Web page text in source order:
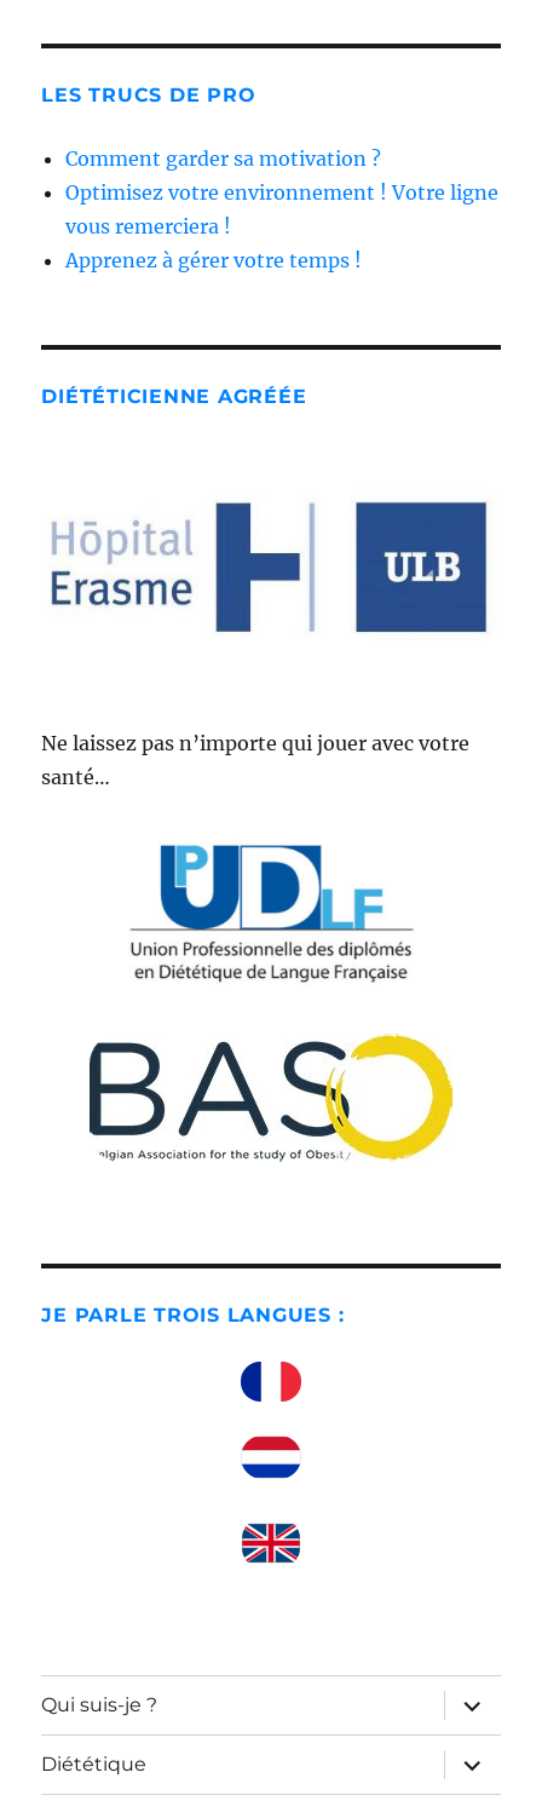
LES TRUCS DE PRO
Comment garder sa motivation ?
Optimisez votre environnement ! Votre ligne
vous remerciera !
Apprenez à gérer votre temps !
DIÉTÉTICIENNE AGRÉÉE
Ne laissez pas n’importe qui jouer avec votre
santé…
JE PARLE TROIS LANGUES :
Qui suis-je ?
ouvrir
le
sous-
menu
Diététique
ouvrir
le